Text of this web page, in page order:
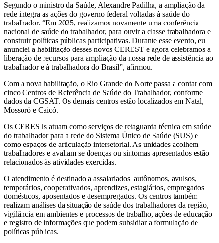
Segundo o ministro da Saúde, Alexandre Padilha, a ampliação da
rede integra as ações do governo federal voltadas à saúde do
trabalhador. “Em 2025, realizamos novamente uma conferência
nacional de saúde do trabalhador, para ouvir a classe trabalhadora e
construir políticas públicas participativas. Durante esse evento, eu
anunciei a habilitação desses novos CEREST e agora celebramos a
liberação de recursos para ampliação da nossa rede de assistência ao
trabalhador e à trabalhadora do Brasil”, afirmou.
Com a nova habilitação, o Rio Grande do Norte passa a contar com
cinco Centros de Referência de Saúde do Trabalhador, conforme
dados da CGSAT. Os demais centros estão localizados em Natal,
Mossoró e Caicó.
Os CERESTs atuam como serviços de retaguarda técnica em saúde
do trabalhador para a rede do Sistema Único de Saúde (SUS) e
como espaços de articulação intersetorial. As unidades acolhem
trabalhadores e avaliam se doenças ou sintomas apresentados estão
relacionados às atividades exercidas.
O atendimento é destinado a assalariados, autônomos, avulsos,
temporários, cooperativados, aprendizes, estagiários, empregados
domésticos, aposentados e desempregados. Os centros também
realizam análises da situação de saúde dos trabalhadores da região,
vigilância em ambientes e processos de trabalho, ações de educação
e registro de informações que podem subsidiar a formulação de
políticas públicas.